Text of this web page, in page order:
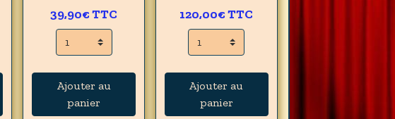
39,90€TTC
Ajouter au
panier
120,00€TTC
Ajouter au
panier